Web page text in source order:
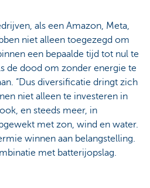
als een Amazon, Meta,
niet alleen toegezegd om
een bepaalde tijd tot nul te
de dood om zonder energie te
“Dus diversificatie dringt zich
niet alleen te investeren in
en steeds meer, in
met zon, wind en water.
winnen aan belangstelling.
met batterijopslag.